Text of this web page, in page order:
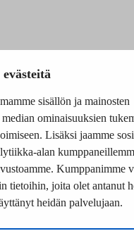
sisällön ja mainosten
ominaisuuksien
Lisäksi jaamme
alan
Kumppanimme
tietoihin, joita olet antanut
heidän palvelujaan.